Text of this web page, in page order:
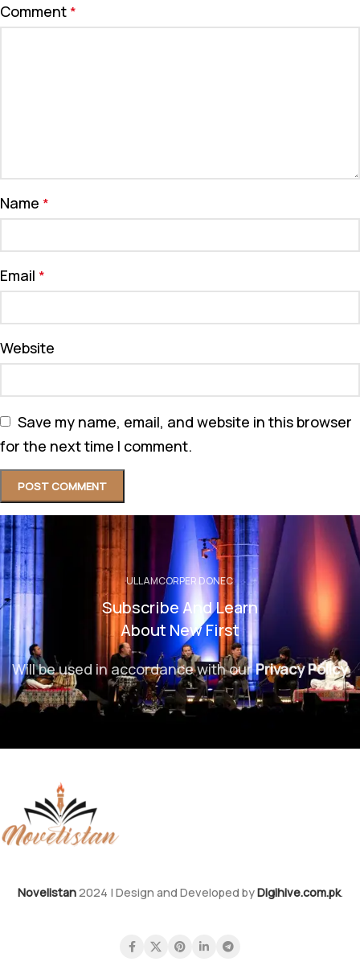
Comment *
Name *
Email *
Website
Save my name, email, and website in this browser
for the next time I comment.
ULLAMCORPER DONEC
Subscribe And Learn
About New First
Will be used in accordance with ourPrivacy Policy
Novelistan2024 | Design and Developed byDigihive.com.pk.